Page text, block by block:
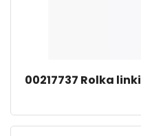
00217737 Rolka linki